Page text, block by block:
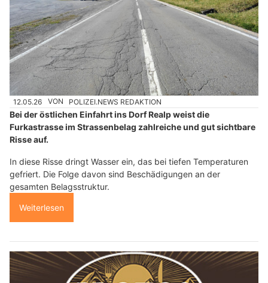
12.05.26 VON POLIZEI.NEWS REDAKTION
Bei der östlichen Einfahrt ins Dorf Realp weist die
Furkastrasse im Strassenbelag zahlreiche und gut sichtbare
Risse auf.
In diese Risse dringt Wasser ein, das bei tiefen Temperaturen
gefriert. Die Folge davon sind Beschädigungen an der
gesamten Belagsstruktur.
Weiterlesen